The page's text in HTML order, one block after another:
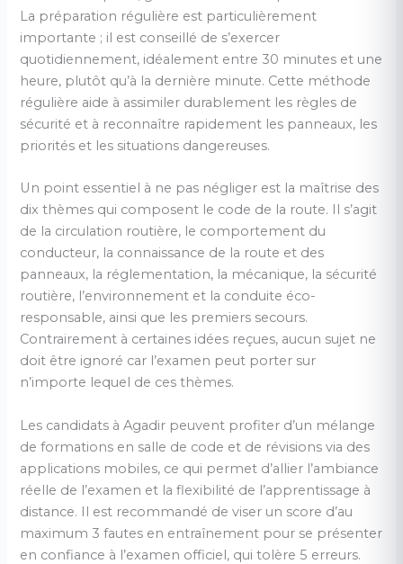
La préparation régulière est particulièrement
importante ; il est conseillé de s’exercer
quotidiennement, idéalement entre 30 minutes et une
heure, plutôt qu’à la dernière minute. Cette méthode
régulière aide à assimiler durablement les règles de
sécurité et à reconnaître rapidement les panneaux, les
priorités et les situations dangereuses.
Un point essentiel à ne pas négliger est la maîtrise des
dix thèmes qui composent le code de la route. Il s’agit
de la circulation routière, le comportement du
conducteur, la connaissance de la route et des
panneaux, la réglementation, la mécanique, la sécurité
routière, l’environnement et la conduite éco-
responsable, ainsi que les premiers secours.
Contrairement à certaines idées reçues, aucun sujet ne
doit être ignoré car l’examen peut porter sur
n’importe lequel de ces thèmes.
Les candidats à Agadir peuvent profiter d’un mélange
de formations en salle de code et de révisions via des
applications mobiles, ce qui permet d’allier l’ambiance
réelle de l’examen et la flexibilité de l’apprentissage à
distance. Il est recommandé de viser un score d’au
maximum 3 fautes en entraînement pour se présenter
en confiance à l’examen officiel, qui tolère 5 erreurs.